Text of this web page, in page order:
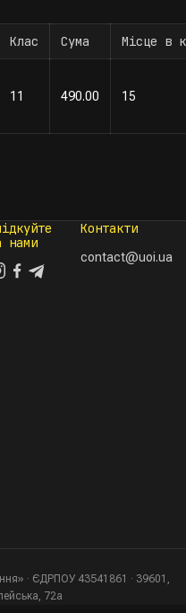
Клас Сума Місце в
11 490.00 15
нами
Контакти
contact@uoi.ua
· ЄДРПОУ 43541861 · 39601,
72а